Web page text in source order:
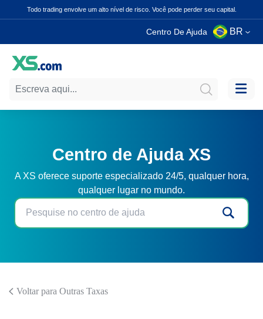
Todo trading envolve um alto nível de risco. Você pode perder seu capital.
Centro De Ajuda BR
Centro de Ajuda XS
A XS oferece suporte especializado 24/5, qualquer hora,
qualquer lugar no mundo.
Voltar para Outras Taxas